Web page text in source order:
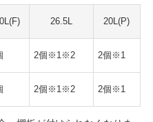
26.5L 20L(P)
2個※1※2 2個※1
2個※1※2 2個※1